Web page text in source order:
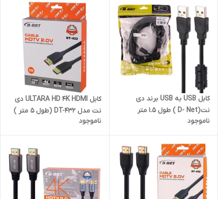
کابل USB به USB برند دی
نت(D- Net ) طول 1.5 متر
ناموجود
کابل ULTARA HD 4K HDMI دی
نت مدل DT-432 (طول 5 متر )
با گارانتی 6 ماهه دی نت
ناموجود